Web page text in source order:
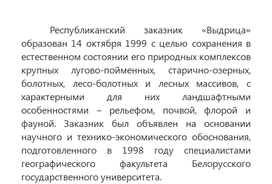
Республиканский заказник «Выдрица»
образован 14 октября 1999 с целью сохранения в
естественном состоянии его природных комплексов
крупных лугово-пойменных, старично-озерных,
болотных, лесо-болотных и лесных массивов, с
характерными для них ландшафтными
особенностями ‒ рельефом, почвой, флорой и
фауной. Заказник был объявлен на основании
научного и технико-экономического обоснования,
подготовленного в 1998 году специалистами
географического факультета Белорусского
государственного университета.